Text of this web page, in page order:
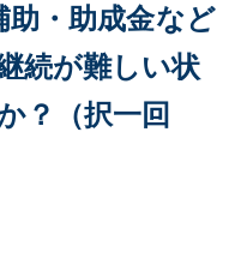
助・助成金など
続が難しい状
？（択一回